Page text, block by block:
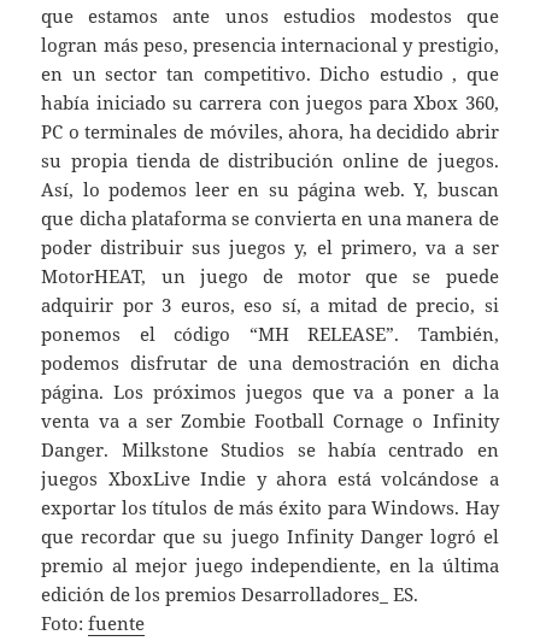
que estamos ante unos estudios modestos que
logran más peso, presencia internacional y prestigio,
en un sector tan competitivo. Dicho estudio , que
había iniciado su carrera con juegos para Xbox 360,
PC o terminales de móviles, ahora, ha decidido abrir
su propia tienda de distribución online de juegos.
Así, lo podemos leer en su página web. Y, buscan
que dicha plataforma se convierta en una manera de
poder distribuir sus juegos y, el primero, va a ser
MotorHEAT, un juego de motor que se puede
adquirir por 3 euros, eso sí, a mitad de precio, si
ponemos el código “MH RELEASE”. También,
podemos disfrutar de una demostración en dicha
página. Los próximos juegos que va a poner a la
venta va a ser Zombie Football Cornage o Infinity
Danger. Milkstone Studios se había centrado en
juegos XboxLive Indie y ahora está volcándose a
exportar los títulos de más éxito para Windows. Hay
que recordar que su juego Infinity Danger logró el
premio al mejor juego independiente, en la última
edición de los premios Desarrolladores_ ES.
Foto:fuente